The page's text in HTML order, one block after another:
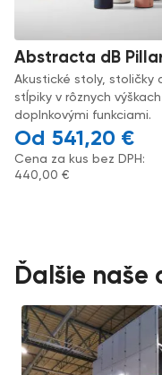
Abstracta dB
Akustické stoly, stoličky
stĺpiky v rôznych
doplnkovými funkciami.
541,20 €
Cena za kus bez DPH:
440,00 €
Ďalšie naše